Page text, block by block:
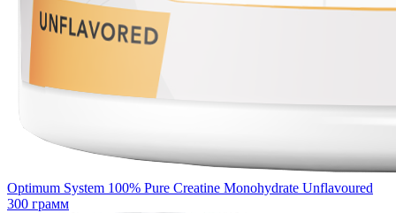
Optimum System 100% Pure Creatine Monohydrate Unflavoured
300 грамм